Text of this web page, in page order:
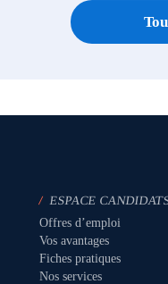
/ ESPACE
Offres d’emploi
Vos avantages
Fiches pratiques
Nos services